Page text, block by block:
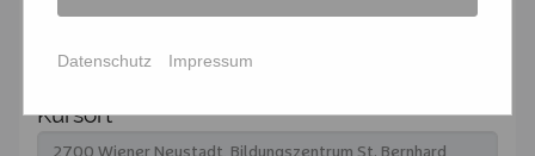
Seminartitel*
Kursort*
Datenschutz Impressum